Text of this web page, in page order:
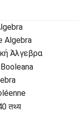
Algebra
Άλγεβρα
तथ्य